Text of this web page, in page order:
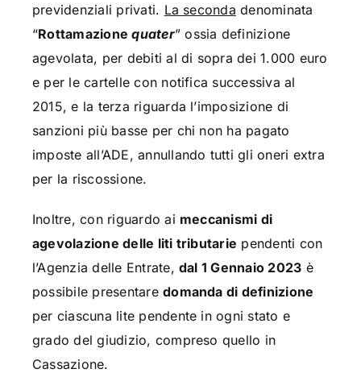
previdenziali privati. La seconda denominata
“Rottamazione quater” ossia definizione
agevolata, per debiti al di sopra dei 1.000 euro
e per le cartelle con notifica successiva al
2015, e la terza riguarda l’imposizione di
sanzioni più basse per chi non ha pagato
imposte all’ADE, annullando tutti gli oneri extra
per la riscossione.
Inoltre, con riguardo ai meccanismi di
agevolazione delle liti tributarie pendenti con
l’Agenzia delle Entrate, dal 1 Gennaio 2023 è
possibile presentaredomanda di definizione
per ciascuna lite pendente in ogni stato e
grado del giudizio, compreso quello in
Cassazione.